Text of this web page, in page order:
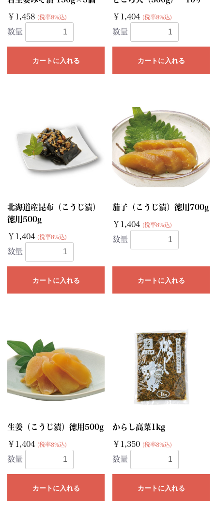
￥1,458 (税率8%込)
数量
カートに入れる
￥1,404 (税率8%込)
数量
カートに入れる
北海道産昆布（こうじ漬）
徳用500g
￥1,404 (税率8%込)
数量
カートに入れる
茄子（こうじ漬）徳用700g
￥1,404 (税率8%込)
数量
カートに入れる
生姜（こうじ漬）徳用500g
￥1,404 (税率8%込)
数量
カートに入れる
からし高菜1kg
￥1,350 (税率8%込)
数量
カートに入れる